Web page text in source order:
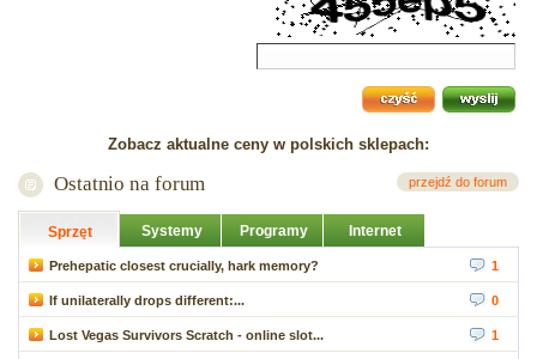
Zobacz aktualne ceny w polskich sklepach:
Ostatnio na forum przejdź do forum
Sprzęt Systemy Programy Internet
Prehepatic closest crucially, hark memory? 1
If unilaterally drops different:... 0
Lost Vegas Survivors Scratch - online slot... 1